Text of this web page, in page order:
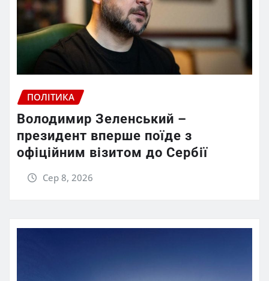
ПОЛІТИКА
Володимир Зеленський –
президент вперше поїде з
офіційним візитом до Сербії
Сер 8, 2026